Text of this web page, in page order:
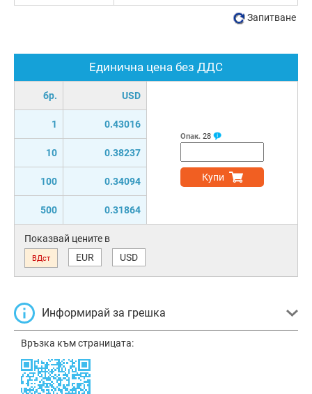
Единична цена без ДДС
бр. USD
1 0.43016
10 0.38237
100 0.34094
500 0.31864
Опак. 28
Купи
Показвай цените в
ВДст EUR USD
Информирай за грешка
Връзка към страницата:
Запитване